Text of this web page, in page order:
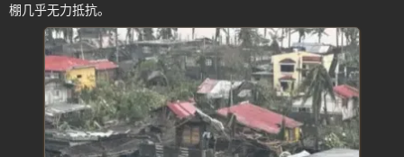
棚几乎无力抵抗。